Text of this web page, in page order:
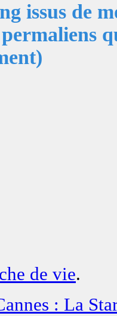
issus de
de vie.
: La Star